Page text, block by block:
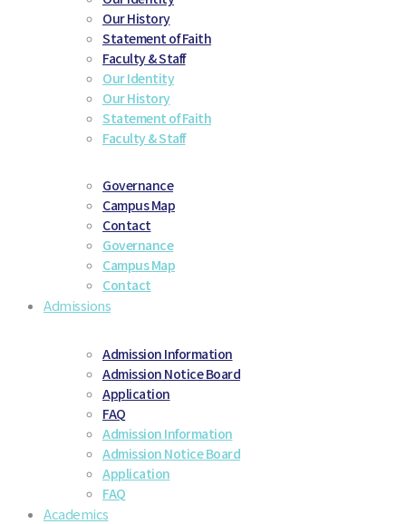
Our History
Statement of Faith
Faculty & Staff
Our Identity
Our History
Statement of Faith
Faculty & Staff
Governance
Campus Map
Contact
Governance
Campus Map
Contact
Admissions
Admission Information
Admission Notice Board
Application
FAQ
Admission Information
Admission Notice Board
Application
FAQ
Academics